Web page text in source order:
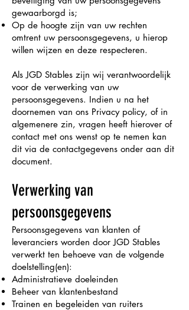
gewaarborgd is;
Op de hoogte zijn van uw rechten
omtrent uw persoonsgegevens, u hierop
willen wijzen en deze respecteren.
Als JGD Stables zijn wij verantwoordelijk
voor de verwerking van uw
persoonsgegevens. Indien u na het
doornemen van ons Privacy policy, of in
algemenere zin, vragen heeft hierover of
contact met ons wenst op te nemen kan
dit via de contactgegevens onder aan dit
document.
Verwerking van
persoonsgegevens
Persoonsgegevens van klanten of
leveranciers worden door JGD Stables
verwerkt ten behoeve van de volgende
doelstelling(en):
Administratieve doeleinden
Beheer van klantenbestand
Trainen en begeleiden van ruiters